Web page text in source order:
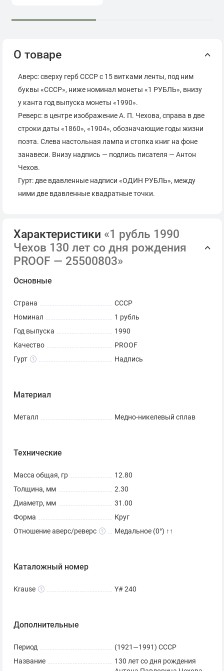
О товаре
Аверс: сверху герб СССР с 15 витками ленты, под ним
буквы «СССР», ниже номинал монеты «1 РУБЛЬ», внизу
у канта год выпуска монеты «1990».
Реверс: в центре изображение А. П. Чехова, справа в две
строки даты «1860», «1904», обозначающие годы жизни
поэта. Слева настольная лампа и стопка книг на фоне
занавеси. Внизу надпись — подпись писателя — Антон
Чехов.
Гурт: две вдавленные надписи «ОДИН РУБЛЬ», между
ними две вдавленные квадратные точки.
Характеристики «1 рубль 1990
Чехов 130 лет со дня рождения
PROOF — 25500803»
Основные
Страна
СССР
Номинал
1 рубль
Год выпуска
1990
Качество
PROOF
Гурт
Надпись
Материал
Металл Медно-никелевый сплав
Технические
Масса общая, гр
12.80
Толщина, мм
2.30
Диаметр, мм
31.00
Форма
Круг
Отношение аверс/реверс
Медальное (0°) ↑↑
Каталожный номер
Krause Y# 240
Дополнительные
Период
(1921—1991) СССР
Название
130 лет со дня рождения